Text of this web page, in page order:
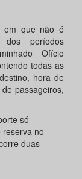
em que não é
períodos
Ofício
todas as
hora de
passageiros,
só
no
duas